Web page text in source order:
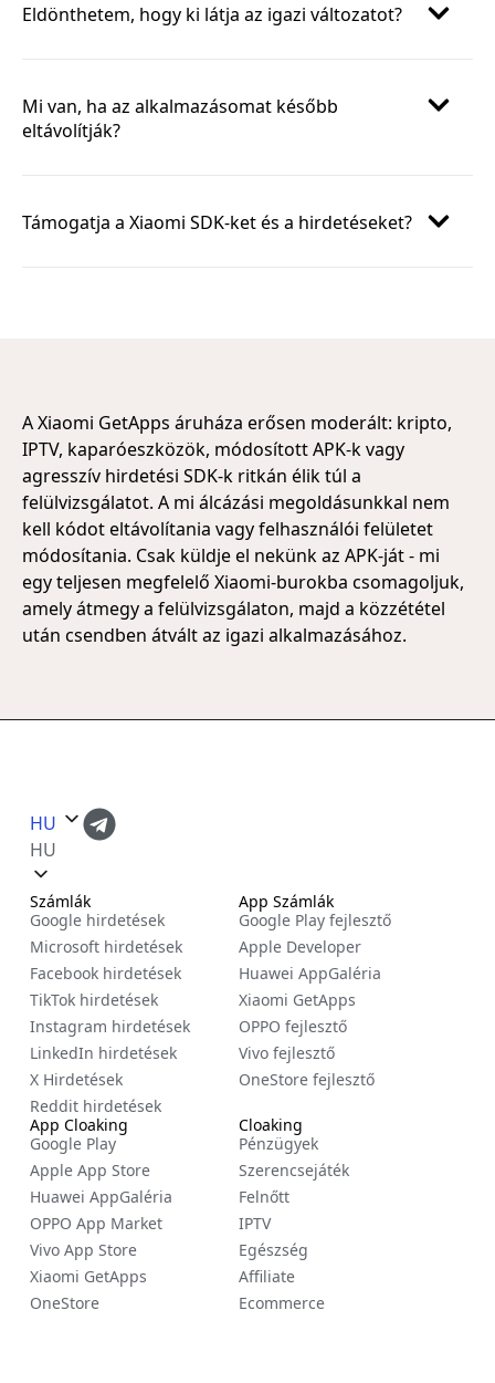
Eldönthetem, hogy ki látja az igazi változatot?
Mi van, ha az alkalmazásomat később
eltávolítják?
Támogatja a Xiaomi SDK-ket és a hirdetéseket?
A Xiaomi GetApps áruháza erősen moderált: kripto,
IPTV, kaparóeszközök, módosított APK-k vagy
agresszív hirdetési SDK-k ritkán élik túl a
felülvizsgálatot. A mi álcázási megoldásunkkal nem
kell kódot eltávolítania vagy felhasználói felületet
módosítania. Csak küldje el nekünk az APK-ját - mi
egy teljesen megfelelő Xiaomi-burokba csomagoljuk,
amely átmegy a felülvizsgálaton, majd a közzététel
után csendben átvált az igazi alkalmazásához.
HU
HU
Számlák
Google hirdetések
Microsoft hirdetések
Facebook hirdetések
TikTok hirdetések
Instagram hirdetések
LinkedIn hirdetések
X Hirdetések
Reddit hirdetések
Cloaking
Pénzügyek
Szerencsejáték
Felnőtt
IPTV
Egészség
Affiliate
Ecommerce
App Számlák
Google Play fejlesztő
Apple Developer
Huawei AppGaléria
Xiaomi GetApps
OPPO fejlesztő
Vivo fejlesztő
OneStore fejlesztő
App Cloaking
Google Play
Apple App Store
Huawei AppGaléria
OPPO App Market
Vivo App Store
Xiaomi GetApps
OneStore